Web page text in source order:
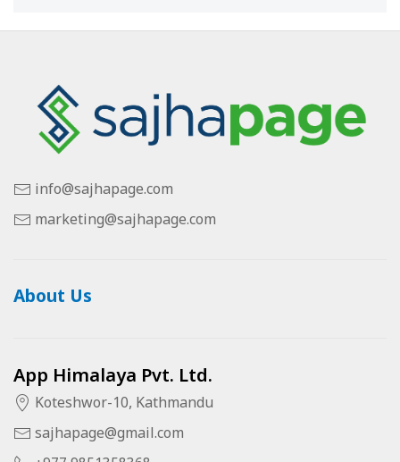
info@sajhapage.com
marketing@sajhapage.com
About Us
App Himalaya Pvt. Ltd.
Koteshwor-10, Kathmandu
sajhapage@gmail.com